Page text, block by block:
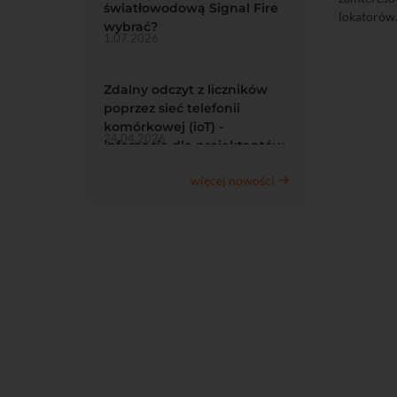
lokatorów.
światłowodową Signal Fire
wybrać?
1.07.2026
Zdalny odczyt z liczników
poprzez sieć telefonii
komórkowej (ioT) -
infomacje dla projektantów
24.04.2026
więcej nowości